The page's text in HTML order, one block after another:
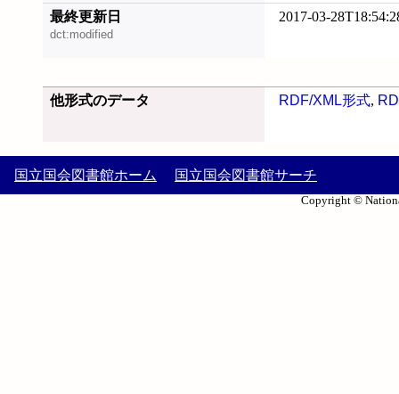
最終更新日
dct:modified
2017-03-
他形式のデータ RDF/XML形式,
国立国会図書館ホーム 国立国会図書館サーチ
Copyright ©